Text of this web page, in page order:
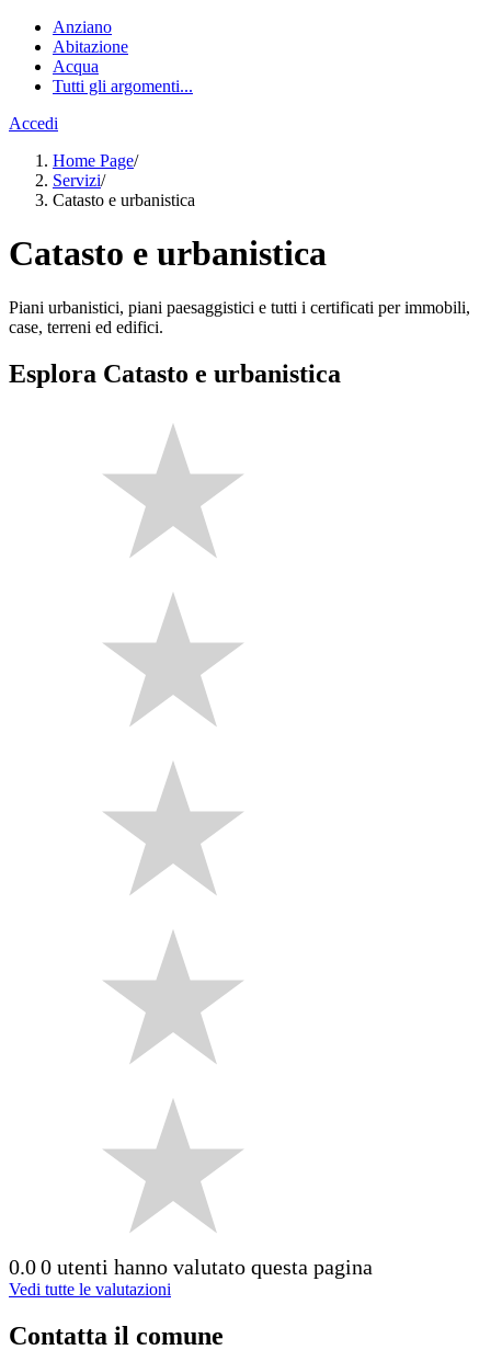
Anziano
Abitazione
Acqua
Tutti gli argomenti...
Accedi
Home Page/
Servizi/
Catasto e urbanistica
Catasto e urbanistica
Piani urbanistici, piani paesaggistici e tutti i certificati per immobili,
case, terreni ed edifici.
Esplora Catasto e urbanistica
0.00 utenti hanno valutato questa pagina
Vedi tutte le valutazioni
Contatta il comune